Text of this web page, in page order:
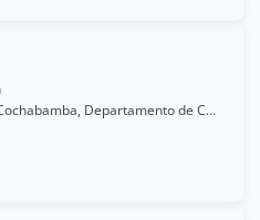
Sumaj Nusta Esq Runasimi, Cochabamba, Departamento de Cochabamba